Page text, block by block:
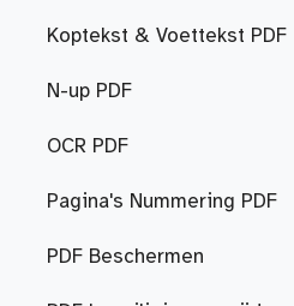
Koptekst & Voettekst PDF
N-up PDF
OCR PDF
Pagina's Nummering PDF
PDF Beschermen